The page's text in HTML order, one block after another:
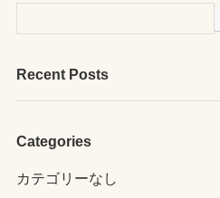
Recent Posts
Categories
カテゴリーなし